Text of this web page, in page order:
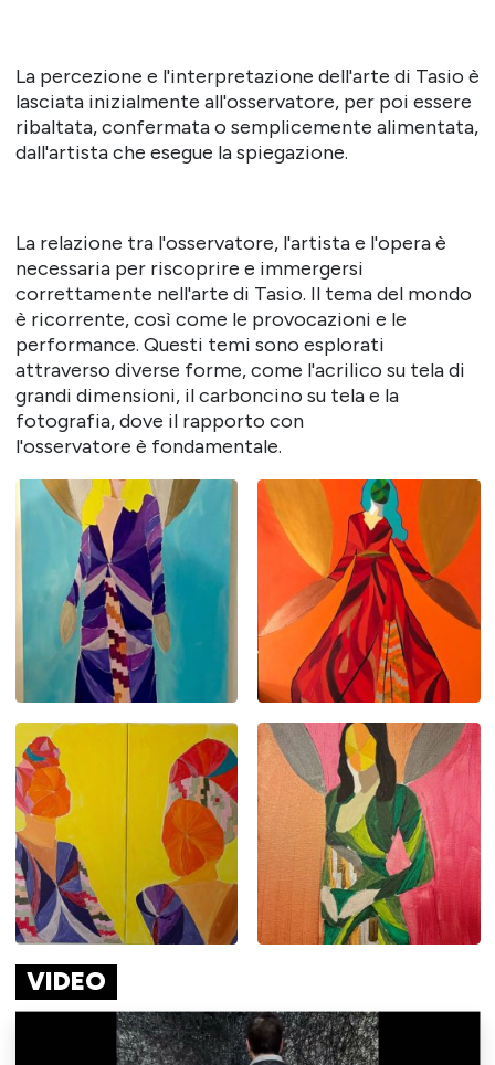
La percezione e l'interpretazione dell'arte di Tasio è
lasciata inizialmente all'osservatore, per poi essere
ribaltata, confermata o semplicemente alimentata,
dall'artista che esegue la spiegazione.
La relazione tra l'osservatore, l'artista e l'opera è
necessaria per riscoprire e immergersi
correttamente nell'arte di Tasio. Il tema del mondo
è ricorrente, così come le provocazioni e le
performance. Questi temi sono esplorati
attraverso diverse forme, come l'acrilico su tela di
grandi dimensioni, il carboncino su tela e la
fotografia, dove il rapporto con
l'osservatore è fondamentale.
VIDEO